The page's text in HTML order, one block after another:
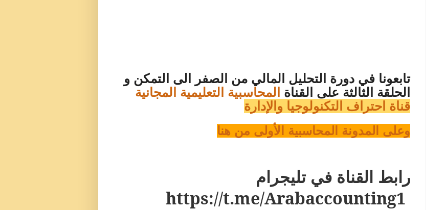
تابعونا في دورة التحليل المالي من الصفر الى التمكن و
الحلقة الثالثة على القناة المحاسبية التعليمية المجانية
قناة احتراف التكنولوجيا والإدارة
وعلى المدونة المحاسبية الأولى من هنا
رابط القناة في تليجرام
https://t.me/Arabaccounting1